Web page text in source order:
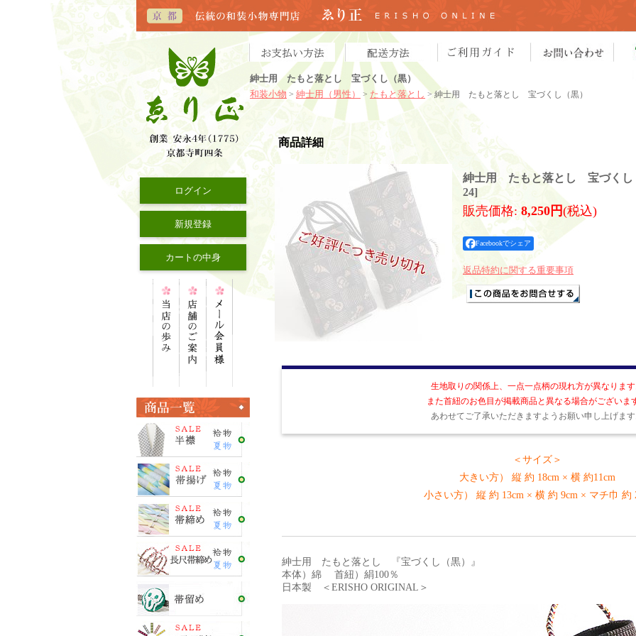
紳士用 たもと落とし 宝づくし（黒）
和装小物 > 紳士用（男性） > たもと落とし > 紳士用 たもと落とし 宝づくし（黒）
ログイン
新規登録
カートの中身
商品詳細
紳士用 たもと落とし 宝づくし
24]
販売価格: 8,250円(税込)
Facebookでシェア
返品特約に関する重要事項
生地取りの関係上、一点一点柄の現れ方が異なります
また首紐のお色目が掲載商品と異なる場合がございま
あわせてご了承いただきますようお願い申し上げます
＜サイズ＞
大きい方） 縦 約 18cm × 横 約11cm
小さい方） 縦 約 13cm × 横 約 9cm × マチ巾 約
紳士用 たもと落とし 『宝づくし（黒）』
本体）綿 首紐）絹100％
日本製 ＜ERISHO ORIGINAL＞